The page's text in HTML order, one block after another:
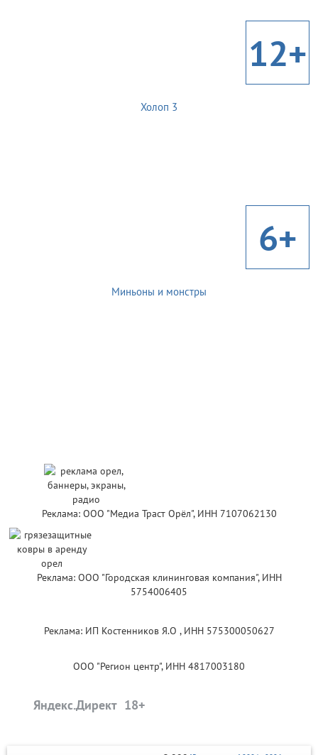
12+
Холоп 3
6+
Миньоны и монстры
Реклама: ООО "Медиа Траст Орёл", ИНН 7107062130
Реклама: ООО "Городская клининговая компания", ИНН
5754006405
Реклама: ИП Костенников Я.О , ИНН 575300050627
ООО "Регион центр", ИНН 4817003180
Яндекс.Директ